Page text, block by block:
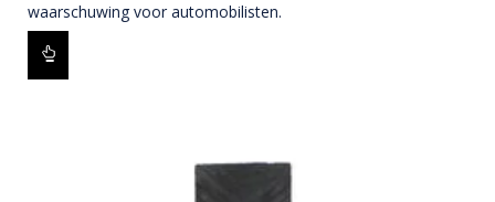
waarschuwing voor automobilisten.